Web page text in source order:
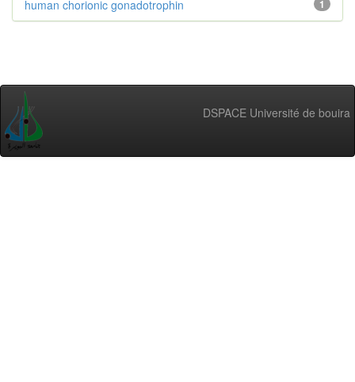
1
human chorionic gonadotrophin
DSPACE Université de bouira